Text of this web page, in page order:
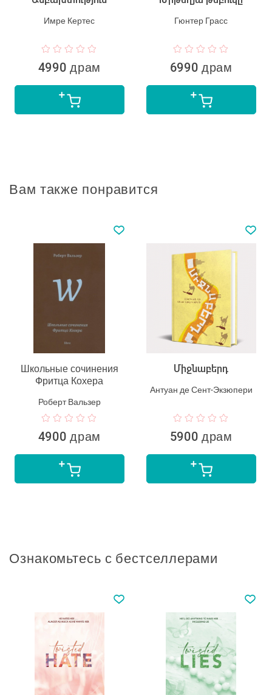
Имре Кертес
4990 драм
Гюнтер Грасс
6990 драм
Вам также понравится
Школьные сочинения
Фритца Кохера
Роберт Вальзер
4900 драм
Միջնաբերդ
Антуан де Сент-Экзюпери
5900 драм
Ознакомьтесь с бестселлерами